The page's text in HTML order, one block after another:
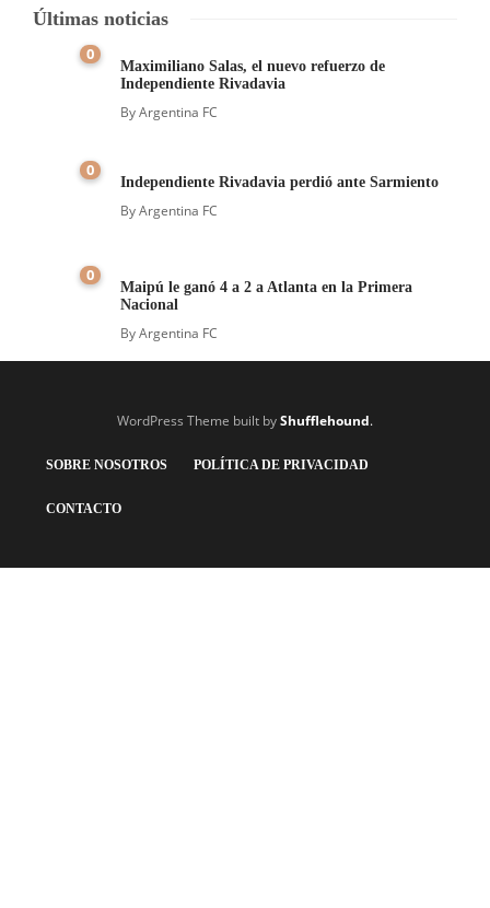
Últimas noticias
0
Maximiliano Salas, el nuevo refuerzo de
Independiente Rivadavia
ByArgentina FC
0
Independiente Rivadavia perdió ante Sarmiento
ByArgentina FC
0
Maipú le ganó 4 a 2 a Atlanta en la Primera
Nacional
ByArgentina FC
WordPress Theme built byShufflehound.
SOBRE NOSOTROS POLÍTICA DE PRIVACIDAD
CONTACTO